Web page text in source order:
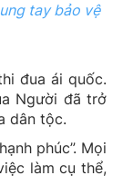
tay bảo vệ
đua ái quốc.
Người đã trở
dân tộc.
phúc”. Mọi
làm cụ thể,